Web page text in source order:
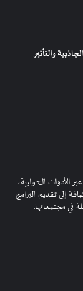
والتأثير
الأدوات الحوارية،
إلى تقديم البرامج
في مجتمعاتها.